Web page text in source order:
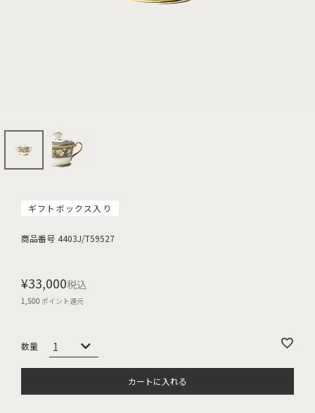
ギフトボックス入り
商品番号 4403J/T59527
¥33,000税込
1,500ポイント還元
カートに入れる